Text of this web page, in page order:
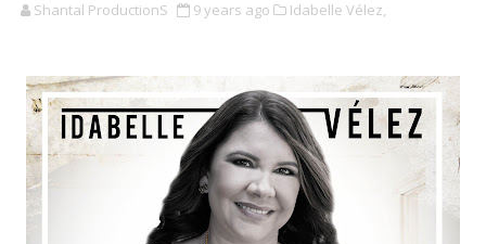
Shantal ProductionS 9 years ago Idabelle Vélez,